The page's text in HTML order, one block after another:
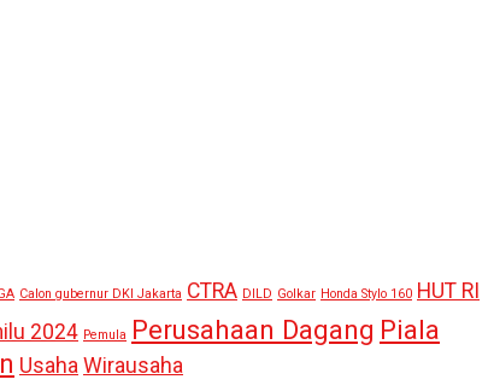
Calon gubernur DKI Jakarta CTRA DILD Golkar Honda Stylo 160 HUT RI
2024 Pemula Perusahaan Dagang Piala
Usaha Wirausaha